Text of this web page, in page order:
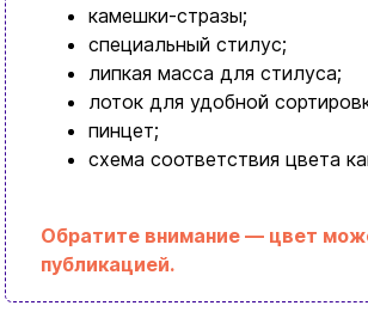
камешки-стразы;
специальный стилус;
липкая масса для стилуса;
лоток для удобной
пинцет;
схема соответствия цвета
Обратите внимание — цвет
публикацией.
Ввойти